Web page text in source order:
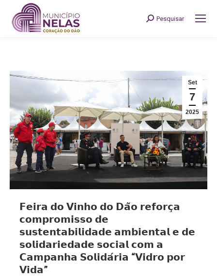
Search:
Pesquisar
Set
7
2025
𝗙𝗲𝗶𝗿𝗮 𝗱𝗼 𝗩𝗶𝗻𝗵𝗼 𝗱𝗼 𝗗𝗮̃𝗼 𝗿𝗲𝗳𝗼𝗿𝗰̧𝗮
𝗰𝗼𝗺𝗽𝗿𝗼𝗺𝗶𝘀𝘀𝗼 𝗱𝗲
𝘀𝘂𝘀𝘁𝗲𝗻𝘁𝗮𝗯𝗶𝗹𝗶𝗱𝗮𝗱𝗲 𝗮𝗺𝗯𝗶𝗲𝗻𝘁𝗮𝗹 𝗲 𝗱𝗲
𝘀𝗼𝗹𝗶𝗱𝗮𝗿𝗶𝗲𝗱𝗮𝗱𝗲 𝘀𝗼𝗰𝗶𝗮𝗹 𝗰𝗼𝗺 𝗮
𝗖𝗮𝗺𝗽𝗮𝗻𝗵𝗮 𝗦𝗼𝗹𝗶𝗱𝗮́𝗿𝗶𝗮 “𝗩𝗶𝗱𝗿𝗼 𝗽𝗼𝗿
𝗩𝗶𝗱𝗮”